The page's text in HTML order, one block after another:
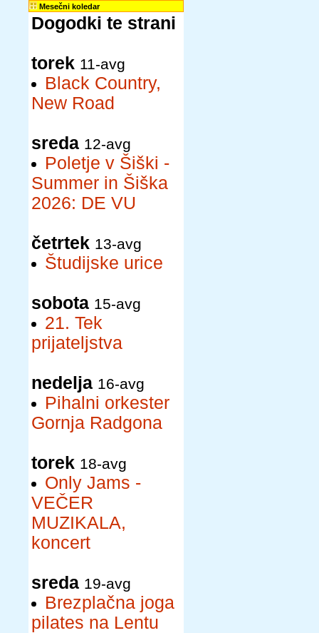
Mesečni koledar
Dogodki te strani
torek 11-avg
Black Country,
New Road
sreda 12-avg
Poletje v Šiški -
Summer in Šiška
2026: DE VU
četrtek 13-avg
Študijske urice
sobota 15-avg
21. Tek
prijateljstva
nedelja 16-avg
Pihalni orkester
Gornja Radgona
torek 18-avg
Only Jams -
VEČER
MUZIKALA,
koncert
sreda 19-avg
Brezplačna joga
pilates na Lentu